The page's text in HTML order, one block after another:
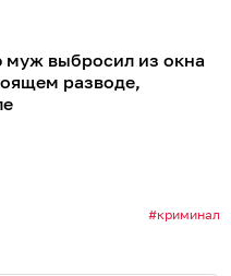
муж выбросил из окна
разводе,
криминал